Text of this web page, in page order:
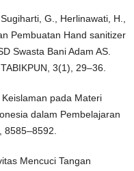
G., Herlinawati, H.,
Pembuatan Hand sanitizer
Swasta Bani Adam AS.
3(1), 29–36.
pada Materi
dalam Pembelajaran
8585–8592.
Mencuci Tangan